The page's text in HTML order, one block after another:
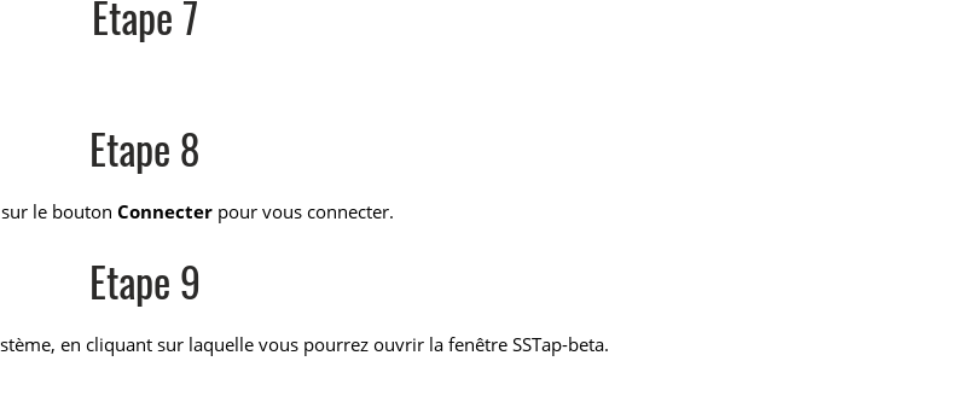
Etape 7
Etape 8
sur le boutonConnecter pour vous connecter.
Etape 9
en cliquant sur laquelle vous pourrez ouvrir la fenêtre SSTap-beta.